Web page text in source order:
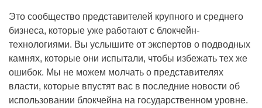
Это сообщество представителей крупного и среднего
бизнеса, которые уже работают с блокчейн-
технологиями. Вы услышите от экспертов о подводных
камнях, которые они испытали, чтобы избежать тех же
ошибок. Мы не можем молчать о представителях
власти, которые впустят вас в последние новости об
использовании блокчейна на государственном уровне.